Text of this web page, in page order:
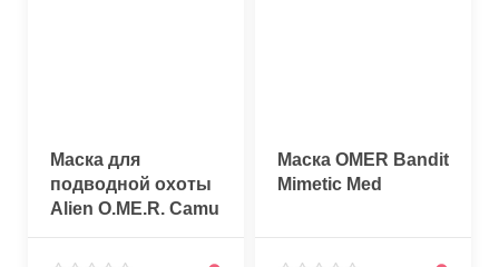
Маска для
подводной охоты
Alien O.ME.R. Camu
3D
Маска OMER Bandit
Mimetic Med